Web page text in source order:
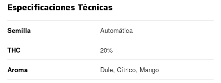
Especificaciones Técnicas
Semilla Automática
THC 20%
Aroma Dule, Cítrico, Mango